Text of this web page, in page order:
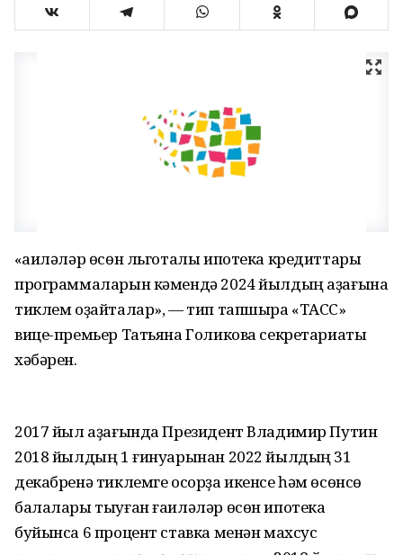
«Ғаиләләр өсөн льготалы ипотека кредиттары
программаларын кәмендә 2024 йылдың аҙағына
тиклем оҙайталар», — тип тапшыра «ТАСС»
вице-премьер Татьяна Голикова секретариаты
хәбәрен.
2017 йыл аҙағында Президент Владимир Путин
2018 йылдың 1 ғинуарынан 2022 йылдың 31
декабренә тиклемге осорҙа икенсе һәм өсөнсө
балалары тыуған ғаиләләр өсөн ипотека
буйынса 6 процент ставка менән махсус